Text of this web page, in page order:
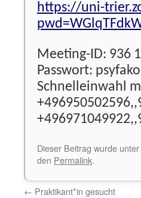
https://uni-
Meeting-ID: 936
Passwort:
Schnelleinwahl
Dieser Beitrag wurde unter
den Permalink.
← Praktikant*in gesucht